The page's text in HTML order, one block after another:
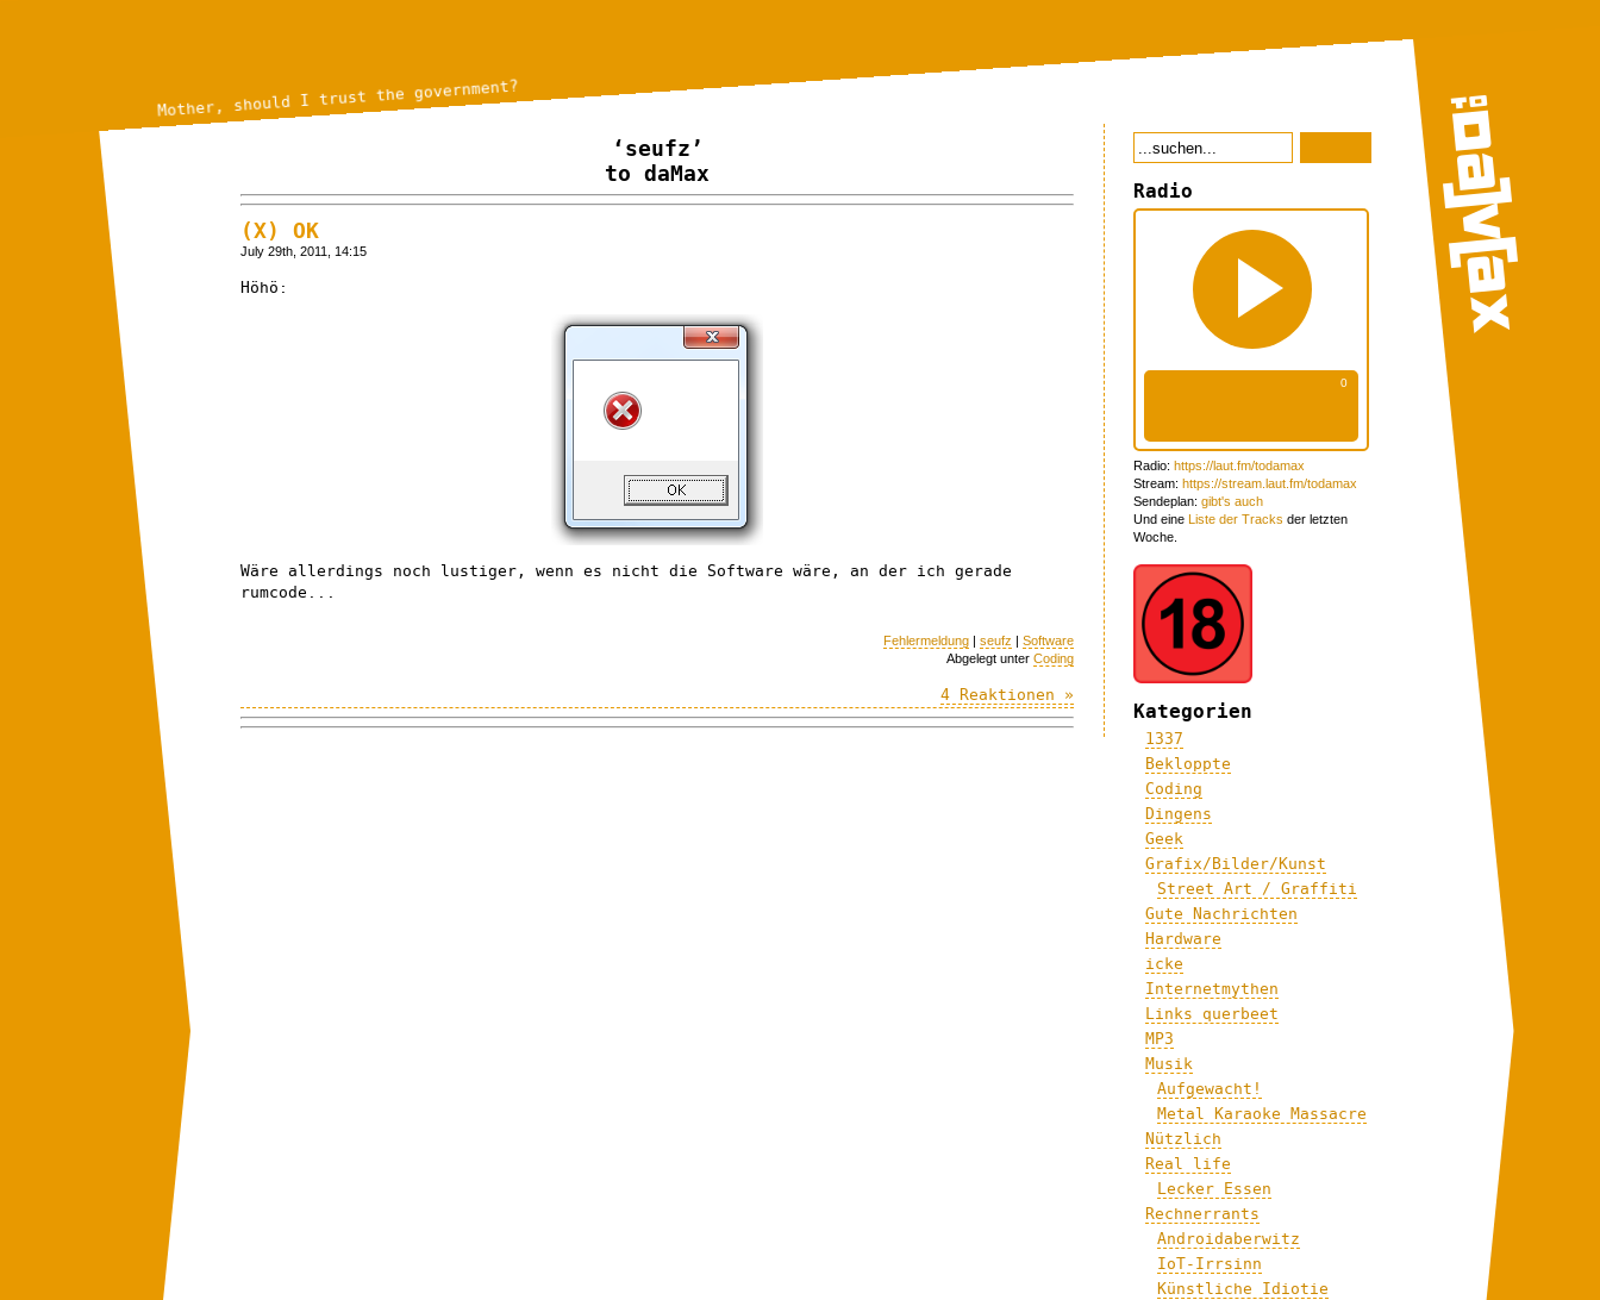
Mother, should I trust the government?
‘seufz’
to daMax
(X) OK
July 29th, 2011, 14:15
Höhö:
Wäre allerdings noch lustiger, wenn es nicht die Software wäre, an der ich gerade
rumcode...
Fehlermeldung | seufz | Software
Abgelegt unter Coding
4 Reaktionen »
Radio
Radio: https://laut.fm/todamax
Stream: https://stream.laut.fm/todamax
Sendeplan: gibt's auch
Und eine Liste der Tracks der letzten
Woche.
Kategorien
1337
Bekloppte
Coding
Dingens
Geek
Grafix/Bilder/Kunst
Street Art / Graffiti
Gute Nachrichten
Hardware
icke
Internetmythen
Links querbeet
MP3
Musik
Aufgewacht!
Metal Karaoke Massacre
Nützlich
Real life
Lecker Essen
Rechnerrants
Androidaberwitz
IoT-Irrsinn
Künstliche Idiotie